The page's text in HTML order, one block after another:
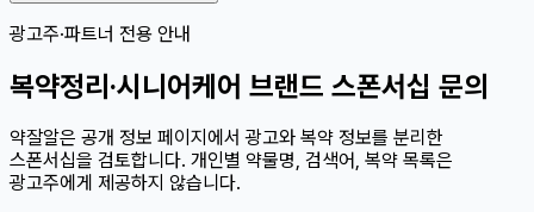
광고주·파트너 전용 안내
복약정리·시니어케어 브랜드 스폰서십 문의
약잘알은 공개 정보 페이지에서 광고와 복약 정보를 분리한
스폰서십을 검토합니다. 개인별 약물명, 검색어, 복약 목록은
광고주에게 제공하지 않습니다.